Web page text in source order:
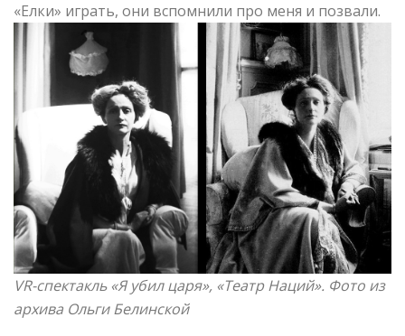
«Елки» играть, они вспомнили про меня и позвали.
VR-спектакль «Я убил царя», «Театр Наций». Фото из
архива Ольги Белинской